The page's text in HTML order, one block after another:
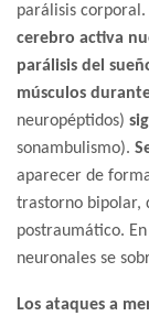
parálisis corporal.
cerebro activa
parálisis del
músculos
neuropéptidos)
sonambulismo).
aparecer de
trastorno bipolar,
postraumático.
neuronales se
Los ataques a